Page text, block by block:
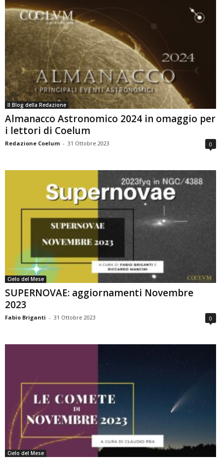
Il Blog della Redazione
Almanacco Astronomico 2024 in omaggio per
i lettori di Coelum
Redazione Coelum - 31 Ottobre 2023 0
Cielo del Mese
SUPERNOVAE: aggiornamenti Novembre
2023
Fabio Briganti - 31 Ottobre 2023 0
Cielo del Mese